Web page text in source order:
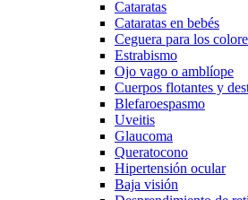
Cataratas
Cataratas en bebés
Ceguera para los
Estrabismo
Ojo vago o amblíope
Cuerpos flotantes y
Blefaroespasmo
Uveitis
Glaucoma
Queratocono
Hipertensión ocular
Baja visión